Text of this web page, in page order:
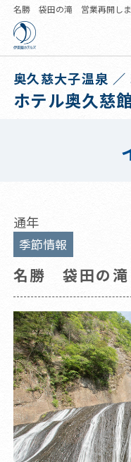
名勝 袋田の滝 営業再開しま
奥久慈大子温泉 ／
ホテル奥久慈
通年
季節情報
名勝 袋田の